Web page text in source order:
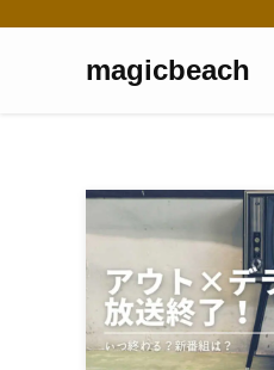
magicbeach